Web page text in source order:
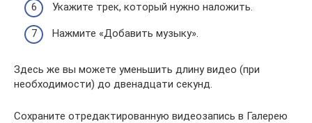
Укажите трек, который нужно наложить.
Нажмите «Добавить музыку».
Здесь же вы можете уменьшить длину видео (при
необходимости) до двенадцати секунд.
Сохраните отредактированную видеозапись в Галерею